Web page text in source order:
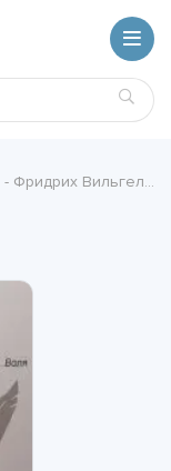
Вильгельм Ницше